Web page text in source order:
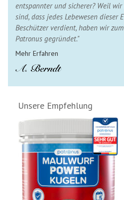
entspannter und sicherer? Weil
sind, dass jedes Lebewesen dieser
Beschützer verdient, haben wir
Patronus gegründet."
Mehr Erfahren
Unsere Empfehlung